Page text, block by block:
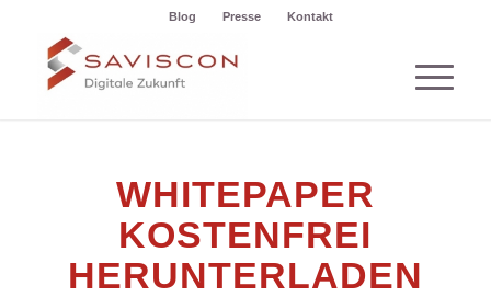
Blog Presse Kontakt
WHITEPAPER
KOSTENFREI
HERUNTERLADEN